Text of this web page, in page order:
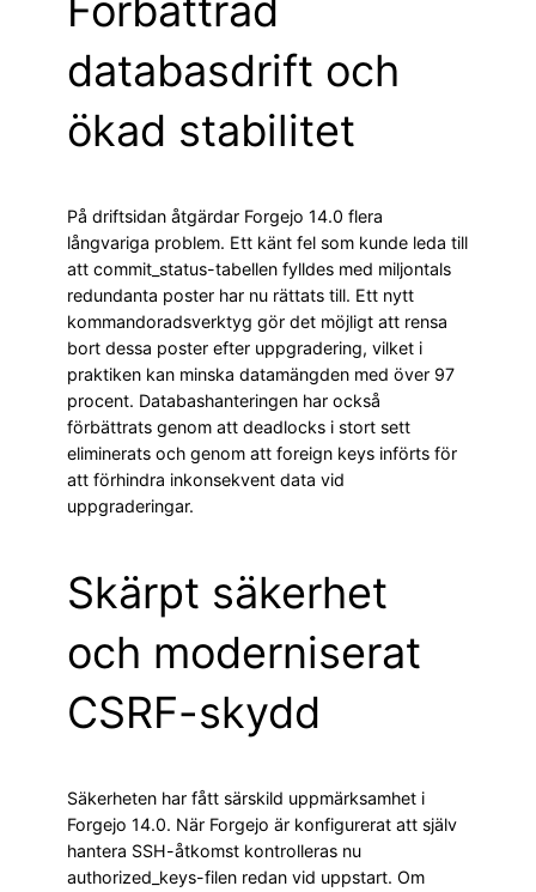
Förbättrad
databasdrift och
ökad stabilitet
På driftsidan åtgärdar Forgejo 14.0 flera
långvariga problem. Ett känt fel som kunde leda till
att commit_status-tabellen fylldes med miljontals
redundanta poster har nu rättats till. Ett nytt
kommandoradsverktyg gör det möjligt att rensa
bort dessa poster efter uppgradering, vilket i
praktiken kan minska datamängden med över 97
procent. Databashanteringen har också
förbättrats genom att deadlocks i stort sett
eliminerats och genom att foreign keys införts för
att förhindra inkonsekvent data vid
uppgraderingar.
Skärpt säkerhet
och moderniserat
CSRF-skydd
Säkerheten har fått särskild uppmärksamhet i
Forgejo 14.0. När Forgejo är konfigurerat att själv
hantera SSH-åtkomst kontrolleras nu
authorized_keys-filen redan vid uppstart. Om